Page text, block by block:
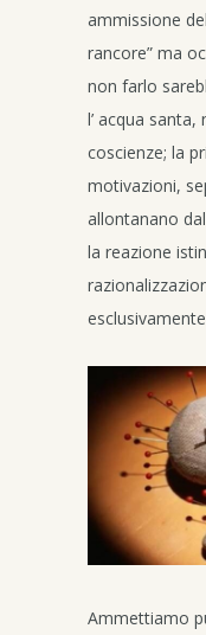
ammissione
rancore” ma
non farlo
l’ acqua
coscienze; la
motivazioni,
allontanano
la reazione
Ammettiamo